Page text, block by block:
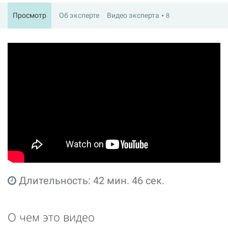
Просмотр Об эксперте Видео эксперта 8
Длительность: 42 мин. 46 сек.
О чем это видео